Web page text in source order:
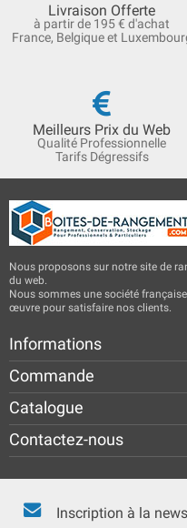
Livraison Offerte
à partir de 195 € d'achat
France, Belgique et
Meilleurs Prix du Web
Qualité Professionnelle
Tarifs Dégressifs
Nous proposons sur notre site de
du web.
Nous sommes une société
œuvre pour satisfaire nos clients.
Informations
Commande
Catalogue
Contactez-nous
Inscription à la